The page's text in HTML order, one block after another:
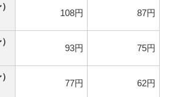
108円 87円
93円 75円
77円 62円